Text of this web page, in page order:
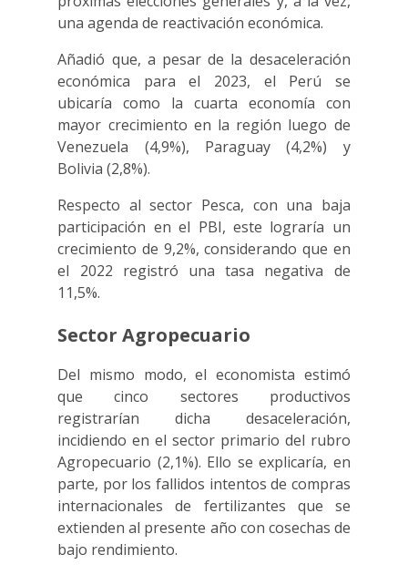
una agenda de reactivación económica.
Añadió que, a pesar de la desaceleración
económica para el 2023, el Perú se
ubicaría como la cuarta economía con
mayor crecimiento en la región luego de
Venezuela (4,9%), Paraguay (4,2%) y
Bolivia (2,8%).
Respecto al sector Pesca, con una baja
participación en el PBI, este lograría un
crecimiento de 9,2%, considerando que en
el 2022 registró una tasa negativa de
11,5%.
Sector Agropecuario
Del mismo modo, el economista estimó
que cinco sectores productivos
registrarían dicha desaceleración,
incidiendo en el sector primario del rubro
Agropecuario (2,1%). Ello se explicaría, en
parte, por los fallidos intentos de compras
internacionales de fertilizantes que se
extienden al presente año con cosechas de
bajo rendimiento.